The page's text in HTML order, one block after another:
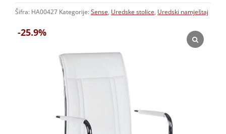
-25.9%
Šifra: HA00427 Kategorije: Sense, Uredske stolice, Uredski namještaj